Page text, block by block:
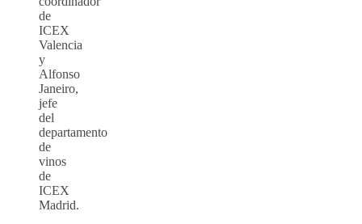
de
ICEX
Valencia
y
Alfonso
Janeiro,
jefe
del
departamento
de
vinos
de
ICEX
Madrid.